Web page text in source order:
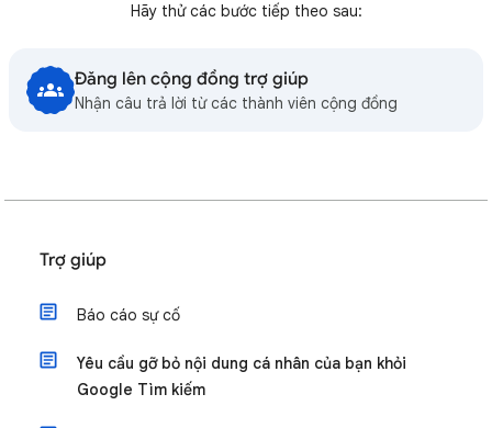
Hãy thử các bước tiếp theo sau:
Đăng lên cộng đồng trợ giúp
Nhận câu trả lời từ các thành viên cộng đồng
Trợ giúp
Báo cáo sự cố
Yêu cầu gỡ bỏ nội dung cá nhân của bạn khỏi
Google Tìm kiếm